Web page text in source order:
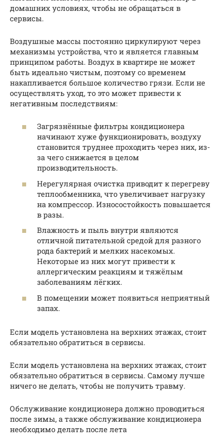
домашних условиях, чтобы не обращаться в
сервисы.
Воздушные массы постоянно циркулируют через
механизмы устройства, что и является главным
принципом работы. Воздух в квартире не может
быть идеально чистым, поэтому со временем
накапливается большое количество грязи. Если не
осуществлять уход, то это может привести к
негативным последствиям:
Загрязнённые фильтры кондиционера
начинают хуже функционировать, воздуху
становится труднее проходить через них, из-
за чего снижается в целом
производительность.
Нерегулярная очистка приводит к перегреву
теплообменника, что увеличивает нагрузку
на компрессор. Износостойкость повышается
в разы.
Влажность и пыль внутри являются
отличной питательной средой для разного
рода бактерий и мелких насекомых.
Некоторые из них могут привести к
аллергическим реакциям и тяжёлым
заболеваниям лёгких.
В помещении может появиться неприятный
запах.
Если модель установлена на верхних этажах, стоит
обязательно обратиться в сервисы.
Если модель установлена на верхних этажах, стоит
обязательно обратиться в сервисы. Самому лучше
ничего не делать, чтобы не получить травму.
Обслуживание кондиционера должно проводиться
после зимы, а также обслуживание кондиционера
необходимо делать после лета